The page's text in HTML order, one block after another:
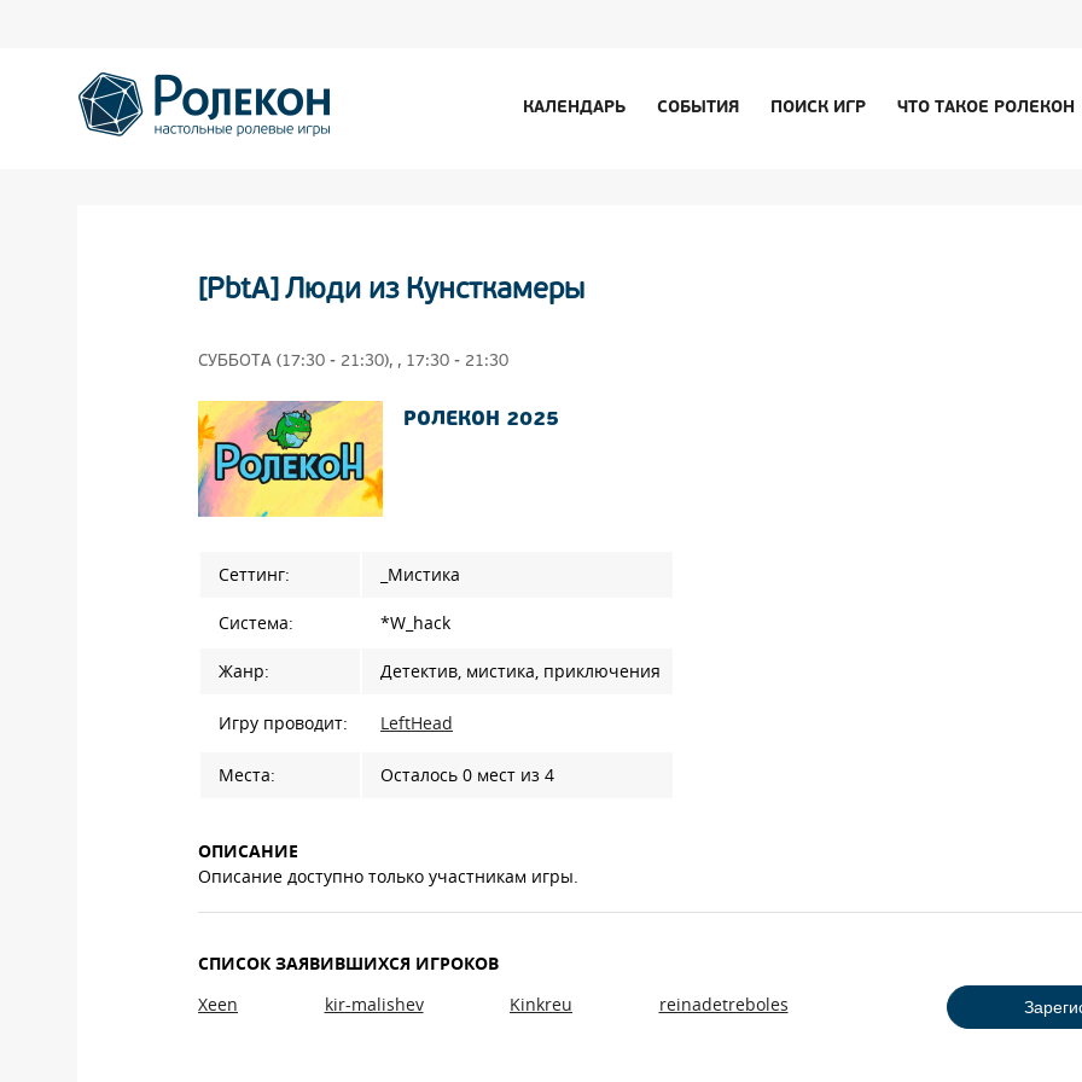
КАЛЕНДАРЬ СОБЫТИЯ ПОИСК ИГР ЧТО ТАКОЕ РОЛЕКОН
[PbtA] Люди из Кунсткамеры
СУББОТА (17:30 - 21:30), , 17:30 - 21:30
РОЛЕКОН 2025
Сеттинг: _Мистика
Система: *W_hack
Жанр: Детектив, мистика, приключения
Игру проводит: LeftHead
Места: Осталось 0 мест из 4
ОПИСАНИЕ
Описание доступно только участникам игры.
СПИСОК ЗАЯВИВШИХСЯ ИГРОКОВ
Xeen kir-malishev Kinkreu reinadetreboles